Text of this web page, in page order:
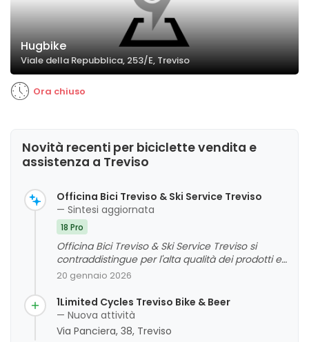
Hugbike
Viale della Repubblica, 253/E, Treviso
Ora chiuso
Novità recenti per biciclette vendita e
assistenza a Treviso
Officina Bici Treviso & Ski Service Treviso
— Sintesi aggiornata
18 Pro
Officina Bici Treviso & Ski Service Treviso si
contraddistingue per l'alta qualità dei prodotti e
per un servizio di assistenza e riparazione
caratterizzato da professionalità, cortesia e
disponibilità. La clientela apprezza soprattutto la
competenza del personale, la rapidità delle
riparazioni e l'attenzione alle esigenze individuali.
Sono emersi alcuni aspetti positivi riguardo alla
20 gennaio 2026
1Limited Cycles Treviso Bike & Beer
— Nuova attività
Via Panciera, 38, Treviso